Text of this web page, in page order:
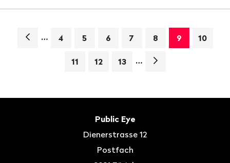
Navigation
… 4 5 6 7 8 9 10
11 12 13 …
Nächste
Public Eye
Dienerstrasse 12
Postfach